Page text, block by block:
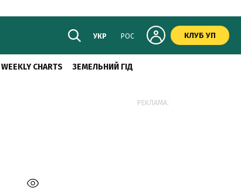
УКР РОС КЛУБ УП
WEEKLY CHARTS ЗЕМЕЛЬНИЙ ГІД
РЕКЛАМА: